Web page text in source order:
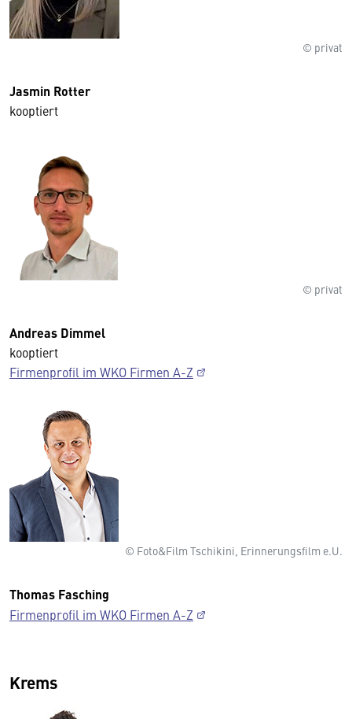
© privat
Jasmin Rotter
kooptiert
© privat
Andreas Dimmel
kooptiert
Firmenprofil im WKO Firmen A-Z
© Foto&Film Tschikini, Erinnerungsfilm e.U.
Thomas Fasching
Firmenprofil im WKO Firmen A-Z
Krems